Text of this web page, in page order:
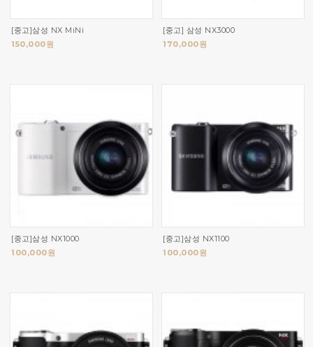
[중고]삼성 NX MiNi
150,000원
[중고] 삼성 NX3000
170,000원
[중고]삼성 NX1000
100,000원
[중고]삼성 NX1100
100,000원